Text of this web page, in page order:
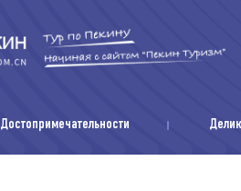
Достопримечательности